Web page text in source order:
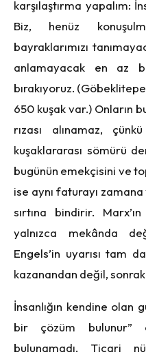
karşılaştırma yapalım:
Biz, henüz
bayraklarımızı
anlamayacak en az
bırakıyoruz.
650 kuşak var.) Onların
rızası alınamaz,
kuşaklararası sömürü
bugünün emekçisini ve
ise aynı faturayı
sırtına bindirir.
yalnızca mekânda
Engels’in uyarısı tam
kazanandan değil,
İnsanlığın kendine olan
bir çözüm bulunur”
bulunamadı. Ticari